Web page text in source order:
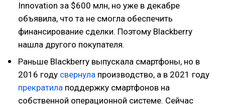
Innovation за $600 млн, но уже в декабре
объявила, что та не смогла обеспечить
финансирование сделки. Поэтому Blackberry
нашла другого покупателя.
Раньше Blackberry выпускала смартфоны, но в
2016 году свернула производство, а в 2021 году
прекратила поддержку смартфонов на
собственной операционной системе. Сейчас